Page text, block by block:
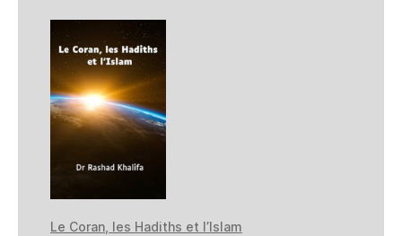
Le Coran, les Hadiths et l’Islam